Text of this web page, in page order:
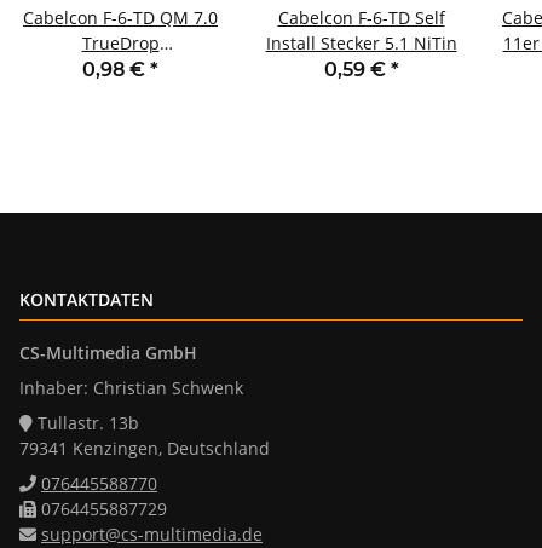
Cabelcon F-6-TD QM 7.0
TrueDrop
Kompressionsstecker
0,98 € *
Cabelcon F-6-TD Self
Install Stecker 5.1 NiTin
0,59 € *
KONTAKTDATEN
CS-Multimedia GmbH
Inhaber: Christian Schwenk
Tullastr. 13b
79341 Kenzingen, Deutschland
076445588770
0764455887729
support@cs-multimedia.de